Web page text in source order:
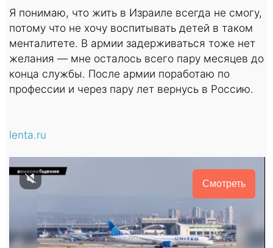
Я понимаю, что жить в Израиле всегда не смогу,
потому что не хочу воспитывать детей в таком
менталитете. В армии задерживаться тоже нет
желания — мне осталось всего пару месяцев до
конца службы. После армии поработаю по
профессии и через пару лет вернусь в Россию.
lenta.ru
Смотреть